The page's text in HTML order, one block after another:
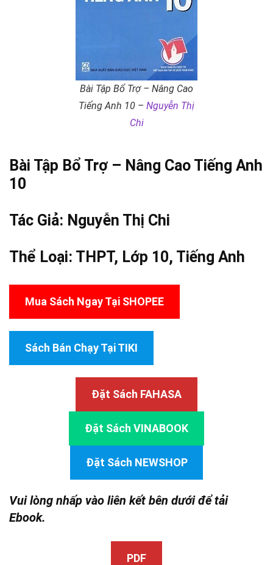
Bài Tập Bổ Trợ – Nâng Cao
Tiếng Anh 10 – Nguyễn Thị
Chi
Bài Tập Bổ Trợ – Nâng Cao Tiếng Anh
10
Tác Giả: Nguyễn Thị Chi
Thể Loại: THPT, Lớp 10, Tiếng Anh
Mua Sách Ngay Tại SHOPEE
Sách Bán Chạy Tại TIKI
Đặt Sách FAHASA
Đặt Sách VINABOOK
Đặt Sách NEWSHOP
Vui lòng nhấp vào liên kết bên dưới để tải
Ebook.
PDF